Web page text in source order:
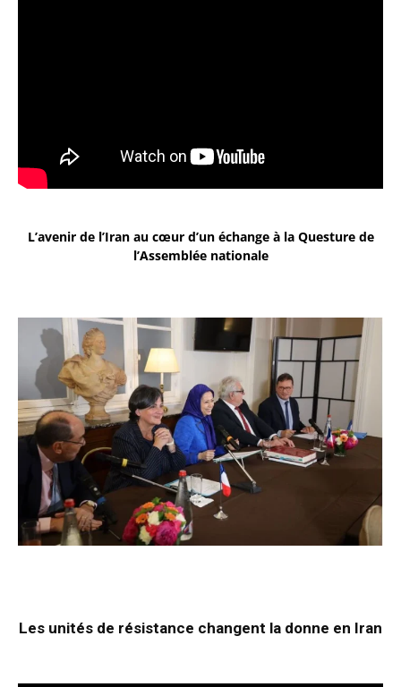
L’avenir de l’Iran au cœur d’un échange à la Questure de
l’Assemblée nationale
Les unités de résistance changent la donne en Iran